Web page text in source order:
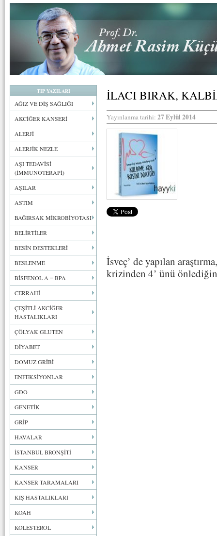
TIP YAZILARI
AĞIZ VE DİŞ SAĞLIĞI
AKCİĞER KANSERİ
ALERJİ
ALERJİK NEZLE
AŞI TEDAVİSİ
(İMMUNOTERAPİ)
AŞILAR
ASTIM
BAĞIRSAK MİKROBİYOTASI
BELİRTİLER
BESİN DESTEKLERİ
BESLENME
BİSFENOL A = BPA
CERRAHİ
ÇEŞİTLİ AKCİĞER
HASTALIKLARI
ÇÖLYAK GLUTEN
DİYABET
DOMUZ GRİBİ
ENFEKSİYONLAR
GDO
GENETİK
GRİP
HAVALAR
İSTANBUL BRONŞİTİ
KANSER
KANSER TARAMALARI
KIŞ HASTALIKLARI
KOAH
KOLESTEROL
İLACI BIRAK,
Yayınlanma tarihi: 27 Eylül 2014
İsveç’ de yapılan
krizinden 4’ ünü